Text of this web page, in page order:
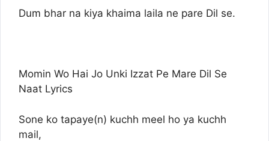
Dum bhar na kiya khaima laila ne pare Dil se.
Momin Wo Hai Jo Unki Izzat Pe Mare Dil Se
Naat Lyrics
Sone ko tapaye(n) kuchh meel ho ya kuchh
mail,